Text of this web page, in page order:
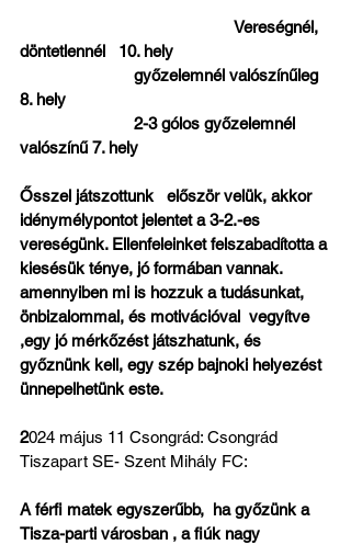
                                                 Vereségnél,
döntetlennél   10. hely
8. hely
valószínű 7. hely
Ősszel játszottunk   először velük, akkor
idénymélypontot jelentet a 3-2.-es
vereségünk. Ellenfeleinket felszabadította a
kiesésük ténye, jó formában vannak.
amennyiben mi is hozzuk a tudásunkat,
önbizalommal, és motivációval  vegyítve
,egy jó mérkőzést játszhatunk, és
győznünk kell, egy szép bajnoki helyezést
ünnepelhetünk este.
2024 május 11 Csongrád: Csongrád
Tiszapart SE- Szent Mihály FC:
A férfi matek egyszerűbb,  ha győzünk a
Tisza-parti városban , a fiúk nagy